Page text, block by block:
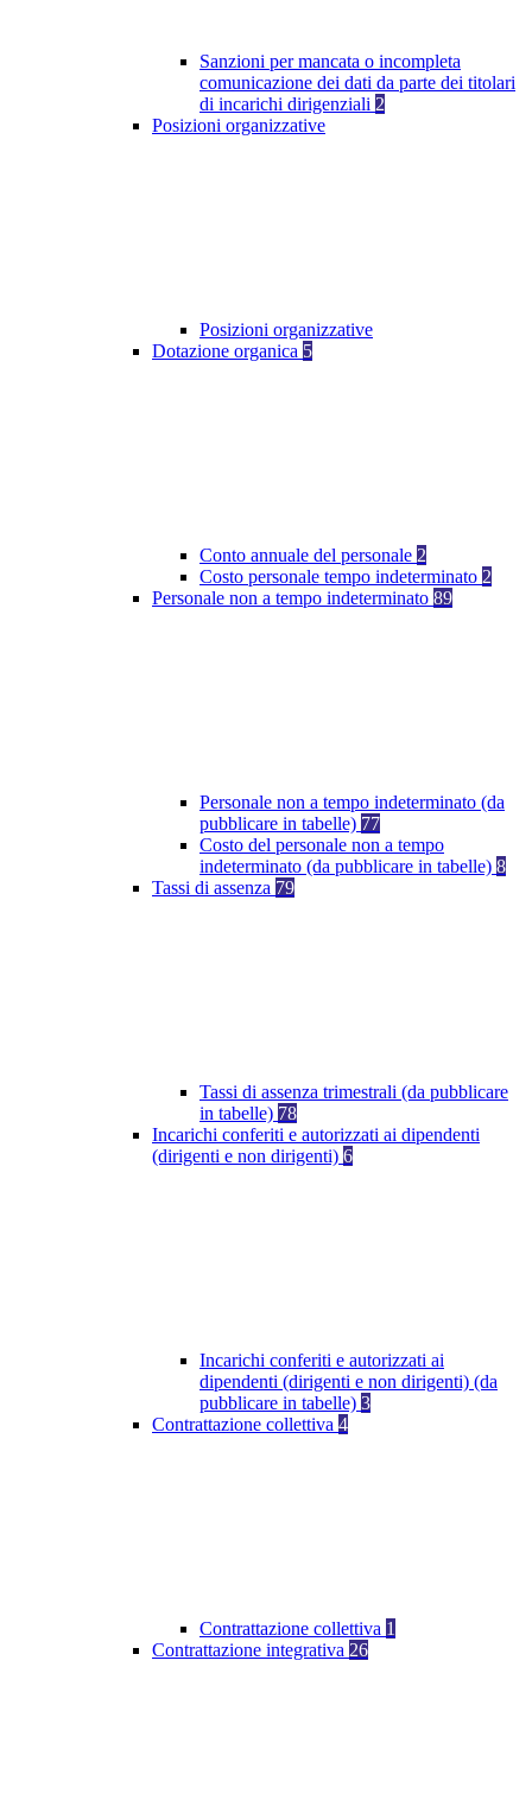
Sanzioni per mancata o incompleta
comunicazione dei dati da parte dei titolari
di incarichi dirigenziali 2
Posizioni organizzative
Posizioni organizzative
Dotazione organica 5
Conto annuale del personale 2
Costo personale tempo indeterminato 2
Personale non a tempo indeterminato 89
Personale non a tempo indeterminato (da
pubblicare in tabelle) 77
Costo del personale non a tempo
indeterminato (da pubblicare in tabelle) 8
Tassi di assenza 79
Tassi di assenza trimestrali (da pubblicare
in tabelle) 78
Incarichi conferiti e autorizzati ai dipendenti
(dirigenti e non dirigenti) 6
Incarichi conferiti e autorizzati ai
dipendenti (dirigenti e non dirigenti) (da
pubblicare in tabelle) 3
Contrattazione collettiva 4
Contrattazione collettiva 1
Contrattazione integrativa 26